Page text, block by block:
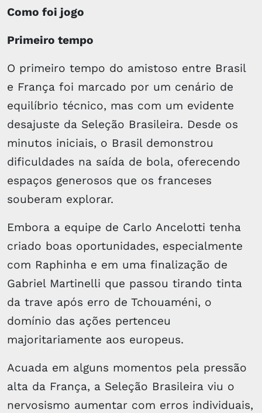
Como foi jogo
Primeiro tempo
O primeiro tempo do amistoso entre Brasil
e França foi marcado por um cenário de
equilíbrio técnico, mas com um evidente
desajuste da Seleção Brasileira. Desde os
minutos iniciais, o Brasil demonstrou
dificuldades na saída de bola, oferecendo
espaços generosos que os franceses
souberam explorar.
Embora a equipe de Carlo Ancelotti tenha
criado boas oportunidades, especialmente
com Raphinha e em uma finalização de
Gabriel Martinelli que passou tirando tinta
da trave após erro de Tchouaméni, o
domínio das ações pertenceu
majoritariamente aos europeus.
Acuada em alguns momentos pela pressão
alta da França, a Seleção Brasileira viu o
nervosismo aumentar com erros individuais,